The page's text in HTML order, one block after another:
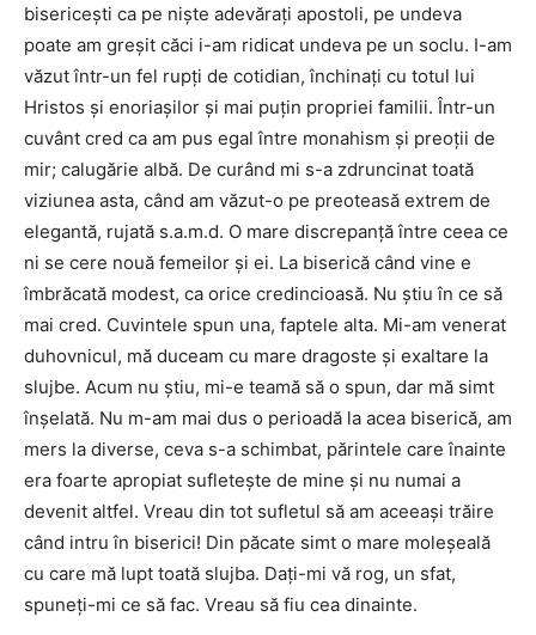
bisericeşti ca pe nişte adevăraţi apostoli, pe undeva
poate am greşit căci i-am ridicat undeva pe un soclu. I-am
văzut într-un fel rupţi de cotidian, închinaţi cu totul lui
Hristos şi enoriaşilor şi mai puţin propriei familii. Într-un
cuvânt cred ca am pus egal între monahism şi preoţii de
mir; calugărie albă. De curând mi s-a zdruncinat toată
viziunea asta, când am văzut-o pe preoteasă extrem de
elegantă, rujată s.a.m.d. O mare discrepanță între ceea ce
ni se cere nouă femeilor şi ei. La biserică când vine e
îmbrăcată modest, ca orice credincioasă. Nu ştiu în ce să
mai cred. Cuvintele spun una, faptele alta. Mi-am venerat
duhovnicul, mă duceam cu mare dragoste şi exaltare la
slujbe. Acum nu ştiu, mi-e teamă să o spun, dar mă simt
înşelată. Nu m-am mai dus o perioadă la acea biserică, am
mers la diverse, ceva s-a schimbat, părintele care înainte
era foarte apropiat sufleteşte de mine şi nu numai a
devenit altfel. Vreau din tot sufletul să am aceeaşi trăire
când intru în biserici! Din păcate simt o mare moleşeală
cu care mă lupt toată slujba. Daţi-mi vă rog, un sfat,
spuneţi-mi ce să fac. Vreau să fiu cea dinainte.